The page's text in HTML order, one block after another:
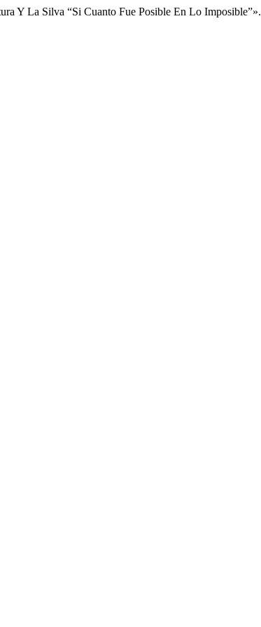
Y La Silva “Si Cuanto Fue Posible En Lo Imposible”».